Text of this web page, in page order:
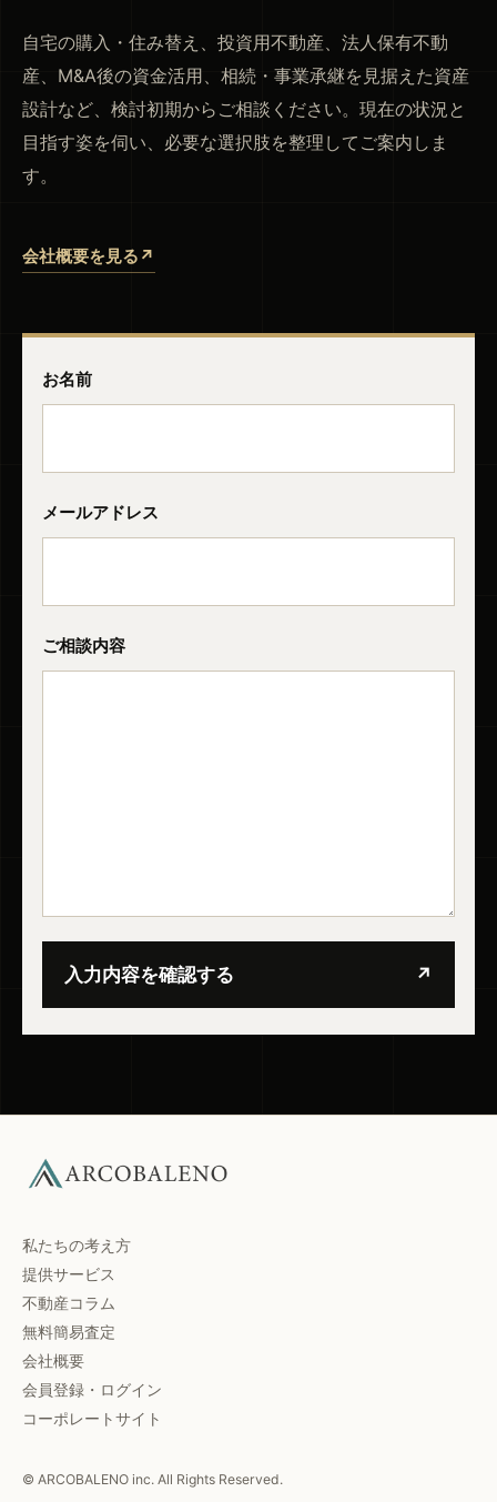
自宅の購入・住み替え、投資用不動産、法人保有不動
産、M&A後の資金活用、相続・事業承継を見据えた資産
設計など、検討初期からご相談ください。現在の状況と
目指す姿を伺い、必要な選択肢を整理してご案内しま
す。
会社概要を見る ↗
お名前
メールアドレス
ご相談内容
入力内容を確認する ↗
私たちの考え方
提供サービス
不動産コラム
無料簡易査定
会社概要
会員登録・ログイン
コーポレートサイト
© ARCOBALENO inc. All Rights Reserved.